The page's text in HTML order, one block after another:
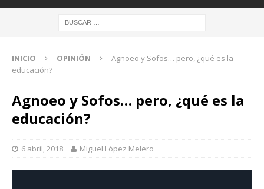
INICIO OPINIÓN
Agnoeo y Sofos… pero, ¿qué es la
educación?
Agnoeo y Sofos… pero, ¿qué es la
educación?
6 abril, 2018 Miguel López Melero